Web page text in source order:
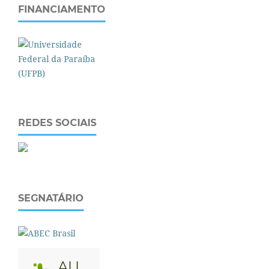
FINANCIAMENTO
REDES SOCIAIS
SEGNATÁRIO